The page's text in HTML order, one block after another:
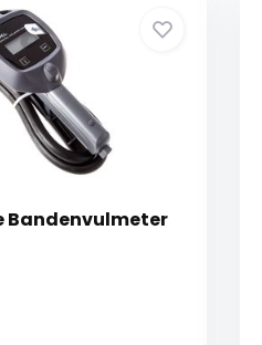
Bandenvulmeter